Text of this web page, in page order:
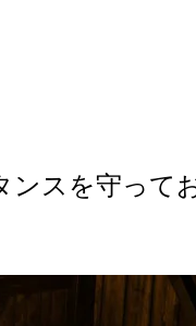
スを守って